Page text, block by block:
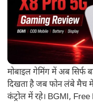
मोबाइल गेमिंग में अब सिर्फ
दिखता है जब फोन लंबे मैच
कंट्रोल में रहे। BGMI,